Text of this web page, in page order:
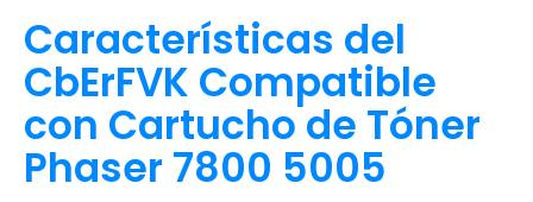
Características del
CbErFVK Compatible
con Cartucho de Tóner
Phaser 7800 5005